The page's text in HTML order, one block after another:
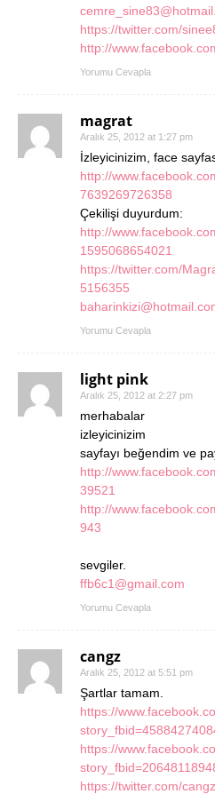
https://twitter.com/
http://
Yorumu Cevapla
magrat
Aralık 25, 2012 at 1:27 pm
İzleyicinizim, face
http://
7639269726358
Çekilişi duyurdum:
http://
1595068654021
https://twitter.com/
5156355
Yorumu Cevapla
light pink
Aralık 25, 2012 at 2:27 pm
merhabalar
izleyicinizim
sayfayı beğendim ve
http://
39521
http://
943
sevgiler.
ffb6c1@gmail.com
Yorumu Cevapla
cangz
Aralık 25, 2012 at 5:51 pm
Şartlar tamam.
https://
https://
https://twitter.com/